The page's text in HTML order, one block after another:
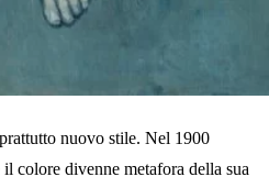
nuovo stile. Nel 1900
colore divenne metafora della sua